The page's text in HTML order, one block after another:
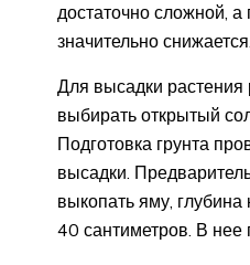
достаточно сложной,
значительно снижается.
Для высадки растения
выбирать открытый
Подготовка грунта
высадки.
выкопать яму, глубина
40 сантиметров. В